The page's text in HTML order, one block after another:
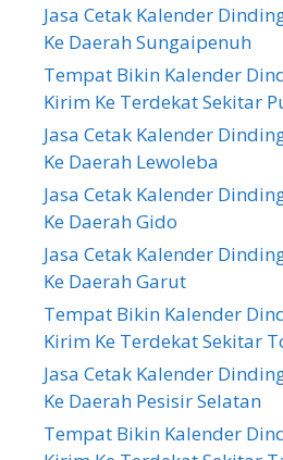
Jasa Cetak Kalender
Ke Daerah Sungaipenuh
Tempat Bikin Kalender
Kirim Ke Terdekat Sekitar
Jasa Cetak Kalender
Ke Daerah Lewoleba
Jasa Cetak Kalender
Ke Daerah Gido
Jasa Cetak Kalender
Ke Daerah Garut
Tempat Bikin Kalender
Kirim Ke Terdekat Sekitar
Jasa Cetak Kalender
Ke Daerah Pesisir Selatan
Tempat Bikin Kalender